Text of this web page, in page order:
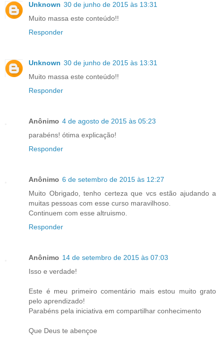
Unknown 30 de junho de 2015 às 13:31
Muito massa este conteúdo!!
Responder
Unknown 30 de junho de 2015 às 13:31
Muito massa este conteúdo!!
Responder
Anônimo 4 de agosto de 2015 às 05:23
parabéns! ótima explicação!
Responder
Anônimo 6 de setembro de 2015 às 12:27
Muito Obrigado, tenho certeza que vcs estão ajudando a
muitas pessoas com esse curso maravilhoso.
Continuem com esse altruismo.
Responder
Anônimo 14 de setembro de 2015 às 07:03
Isso e verdade!
Este é meu primeiro comentário mais estou muito grato
pelo aprendizado!
Parabéns pela iniciativa em compartilhar conhecimento
Que Deus te abençoe